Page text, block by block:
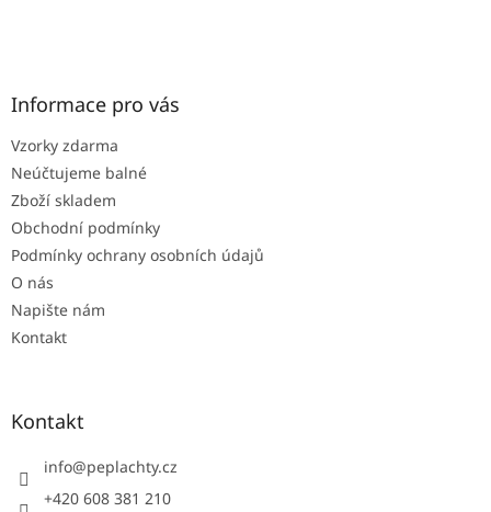
Informace pro vás
Vzorky zdarma
Neúčtujeme balné
Zboží skladem
Obchodní podmínky
Podmínky ochrany osobních údajů
O nás
Napište nám
Kontakt
Kontakt
info@peplachty.cz
+420 608 381 210